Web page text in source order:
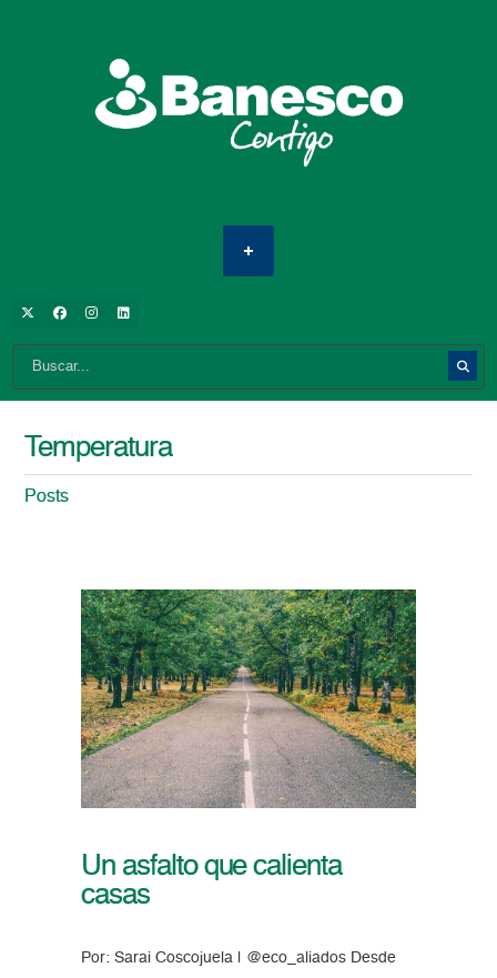
Temperatura
Posts
Un asfalto que calienta
casas
Por: Sarai Coscojuela | @eco_aliados Desde